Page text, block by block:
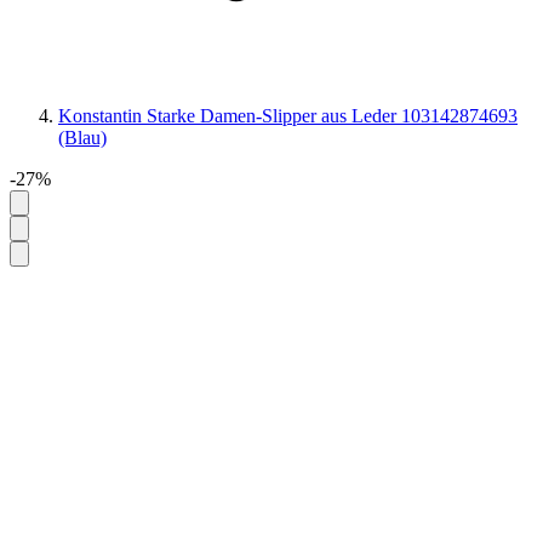
Konstantin Starke Damen-Slipper aus Leder 103142874693
(Blau)
-27%